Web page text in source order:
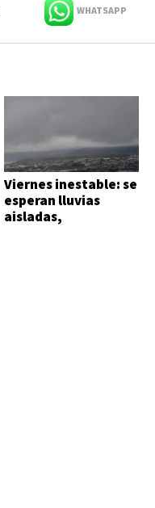
WHATSAPP
Viernes inestable: se
esperan lluvias
aisladas,